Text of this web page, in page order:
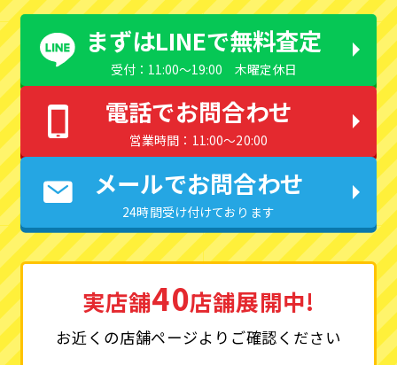
まずはLINEで無料査定
受付：11:00〜19:00 木曜定休日
電話でお問合わせ
営業時間：11:00〜20:00
メールでお問合わせ
24時間受け付けております
実店舗40店舗展開中!
お近くの店舗ページよりご確認ください